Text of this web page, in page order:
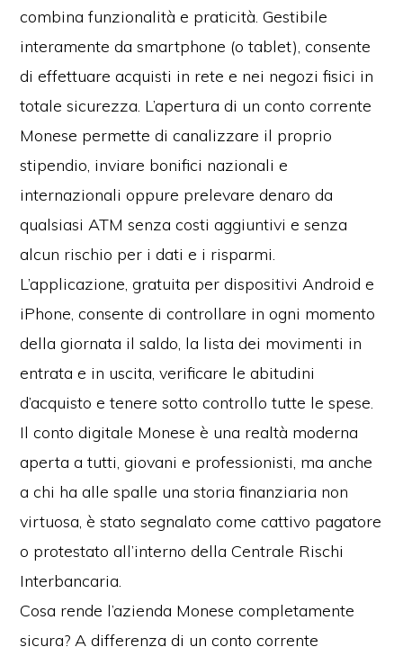
combina funzionalità e praticità. Gestibile
interamente da smartphone (o tablet), consente
di effettuare acquisti in rete e nei negozi fisici in
totale sicurezza. L’apertura di un conto corrente
Monese permette di canalizzare il proprio
stipendio, inviare bonifici nazionali e
internazionali oppure prelevare denaro da
qualsiasi ATM senza costi aggiuntivi e senza
alcun rischio per i dati e i risparmi.
L’applicazione, gratuita per dispositivi Android e
iPhone, consente di controllare in ogni momento
della giornata il saldo, la lista dei movimenti in
entrata e in uscita, verificare le abitudini
d’acquisto e tenere sotto controllo tutte le spese.
Il conto digitale Monese è una realtà moderna
aperta a tutti, giovani e professionisti, ma anche
a chi ha alle spalle una storia finanziaria non
virtuosa, è stato segnalato come cattivo pagatore
o protestato all’interno della Centrale Rischi
Interbancaria.
Cosa rende l’azienda Monese completamente
sicura? A differenza di un conto corrente